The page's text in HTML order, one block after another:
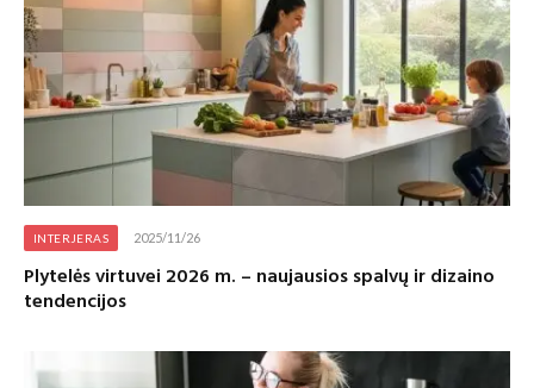
INTERJERAS 2025/11/26
Plytelės virtuvei 2026 m. – naujausios spalvų ir dizaino
tendencijos